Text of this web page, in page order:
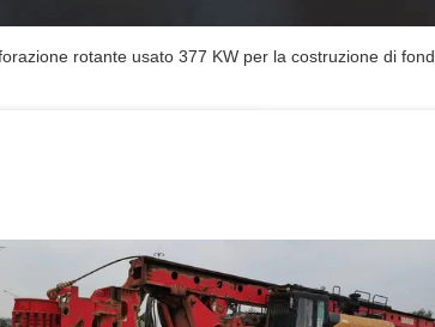
rotante usato 377 KW per la costruzione di